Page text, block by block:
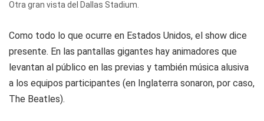
Otra gran vista del Dallas Stadium.
Como todo lo que ocurre en Estados Unidos, el show dice
presente. En las pantallas gigantes hay animadores que
levantan al público en las previas y también música alusiva
a los equipos participantes (en Inglaterra sonaron, por caso,
The Beatles).